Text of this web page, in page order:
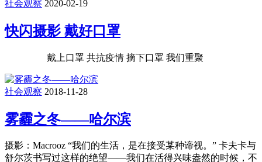
社会观察 2020-02-19
快闪摄影 戴好口罩
戴上口罩 共抗疫情 摘下口罩 我们重聚
社会观察 2018-11-28
雾霾之冬——哈尔滨
摄影：Macrooz “我们的生活，是在接受某种谛视。” 卡夫卡与
舒尔茨书写过这样的绝望——我们在活得兴味盎然的时候，不